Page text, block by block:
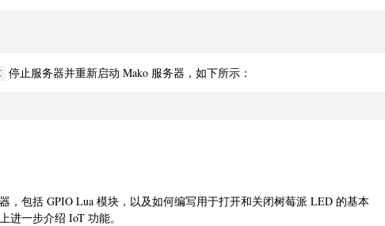
停止服务器并重新启动 Mako 服务器，如下所示：
，包括 GPIO Lua 模块，以及如何编写用于打开和关闭树莓派 LED 的基本
进一步介绍 IoT 功能。